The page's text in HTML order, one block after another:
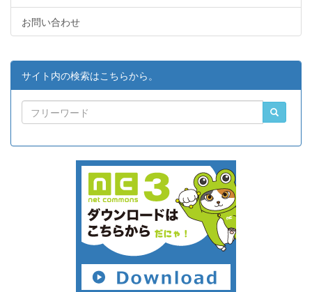
お問い合わせ
サイト内の検索はこちらから。